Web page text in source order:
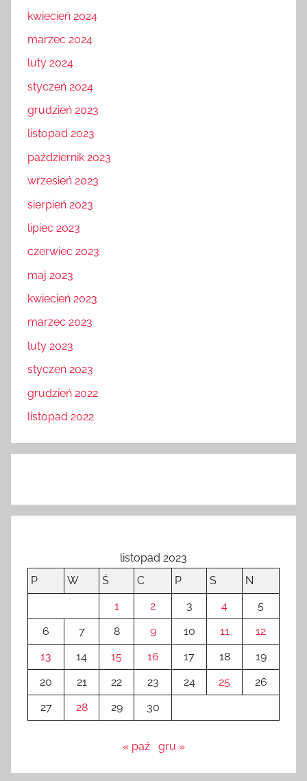
kwiecień 2024
marzec 2024
luty 2024
styczeń 2024
grudzień 2023
listopad 2023
październik 2023
wrzesień 2023
sierpień 2023
lipiec 2023
czerwiec 2023
maj 2023
kwiecień 2023
marzec 2023
luty 2023
styczeń 2023
grudzień 2022
listopad 2022
listopad 2023
P
W Ś C P S
N
1
2 3 4
5
6
7 8 9 10 11
12
13
14 15 16 17 18
19
20
21 22 23 24 25
26
27
28 29 30
« paź gru »